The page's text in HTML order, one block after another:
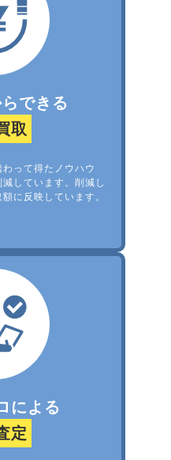
できる
取
って得たノウハウ
しています。削減し
に反映しています。
による
定